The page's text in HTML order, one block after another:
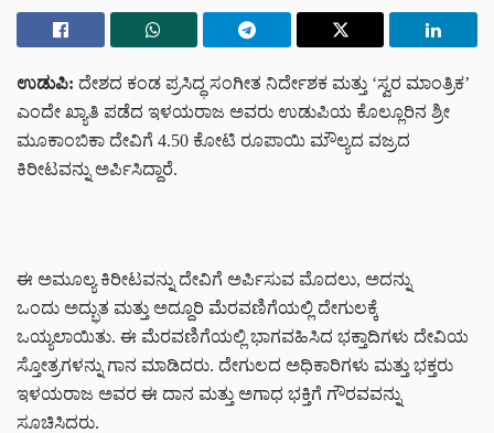
ಉಡುಪಿ: ದೇಶದ ಕಂಡ ಪ್ರಸಿದ್ಧ ಸಂಗೀತ ನಿರ್ದೇಶಕ ಮತ್ತು ‘ಸ್ವರ ಮಾಂತ್ರಿಕ’
ಎಂದೇ ಖ್ಯಾತಿ ಪಡೆದ ಇಳಯರಾಜ ಅವರು ಉಡುಪಿಯ ಕೊಲ್ಲೂರಿನ ಶ್ರೀ
ಮೂಕಾಂಬಿಕಾ ದೇವಿಗೆ 4.50 ಕೋಟಿ ರೂಪಾಯಿ ಮೌಲ್ಯದ ವಜ್ರದ
ಕಿರೀಟವನ್ನು ಅರ್ಪಿಸಿದ್ದಾರೆ.
ಈ ಅಮೂಲ್ಯ ಕಿರೀಟವನ್ನು ದೇವಿಗೆ ಅರ್ಪಿಸುವ ಮೊದಲು, ಅದನ್ನು
ಒಂದು ಅದ್ಭುತ ಮತ್ತು ಅದ್ದೂರಿ ಮೆರವಣಿಗೆಯಲ್ಲಿ ದೇಗುಲಕ್ಕೆ
ಒಯ್ಯಲಾಯಿತು. ಈ ಮೆರವಣಿಗೆಯಲ್ಲಿ ಭಾಗವಹಿಸಿದ ಭಕ್ತಾದಿಗಳು ದೇವಿಯ
ಸ್ತೋತ್ರಗಳನ್ನು ಗಾನ ಮಾಡಿದರು. ದೇಗುಲದ ಅಧಿಕಾರಿಗಳು ಮತ್ತು ಭಕ್ತರು
ಇಳಯರಾಜ ಅವರ ಈ ದಾನ ಮತ್ತು ಅಗಾಧ ಭಕ್ತಿಗೆ ಗೌರವವನ್ನು
ಸೂಚಿಸಿದರು.